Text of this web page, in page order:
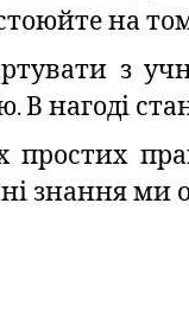
на
з
В нагоді
простих
знання ми